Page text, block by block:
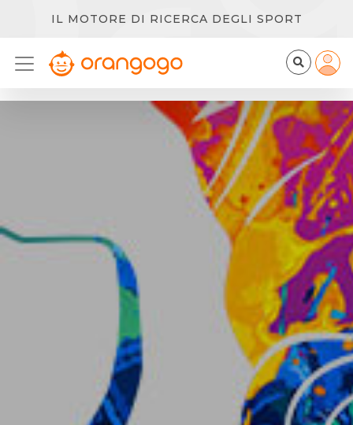
IL MOTORE DI RICERCA DEGLI SPORT